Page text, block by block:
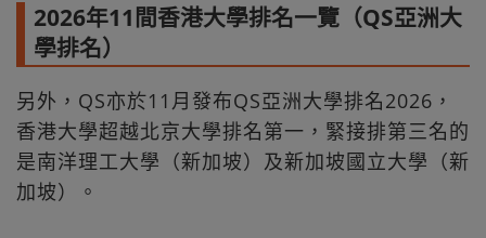
2026年11間香港大學排名一覽（QS亞洲大
學排名）
另外，QS亦於11月發布QS亞洲大學排名2026，
香港大學超越北京大學排名第一，緊接排第三名的
是南洋理工大學（新加坡）及新加坡國立大學（新
加坡）。